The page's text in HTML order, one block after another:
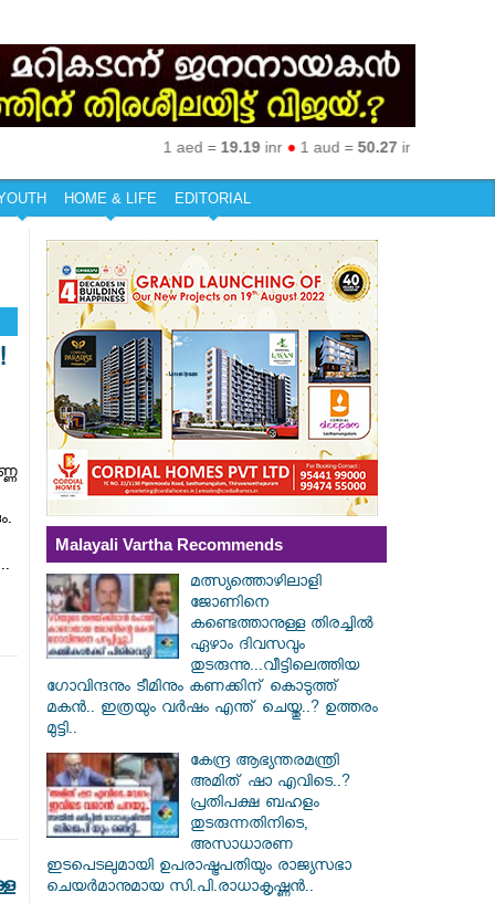
1 aed =19.19inr● 1 aud =50.27inr● 1 eur =
HOME & LIFE EDITORIAL
Malayali Vartha Recommends
മത്സ്യത്തൊഴിലാളി
ജോണിനെ
കണ്ടെത്താനുള്ള തിരച്ചിൽ
ഏഴാം ദിവസവും
തുടരുന്നു...വീട്ടിലെത്തിയ
ഗോവിന്ദനും ടീമിനും കണക്കിന് കൊടുത്ത്
മകൻ.. ഇത്രയും വർഷം എന്ത് ചെയ്തു..? ഉത്തരം
മുട്ടി..
കേന്ദ്ര ആഭ്യന്തരമന്ത്രി
അമിത് ഷാ എവിടെ..?
പ്രതിപക്ഷ ബഹളം
തുടരുന്നതിനിടെ,
അസാധാരണ
ഇടപെടലുമായി ഉപരാഷ്ട്രപതിയും രാജ്യസഭാ
ചെയർമാനുമായ സി.പി.രാധാകൃഷ്ണൻ..